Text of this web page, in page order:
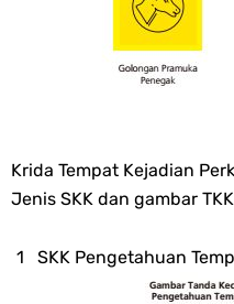
Krida Tempat Kejadian
Jenis SKK dan gambar
SKK Pengetahuan